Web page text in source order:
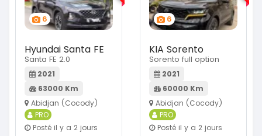
6
Hyundai Santa FE
Santa FE 2.0
2021
63000 Km
Abidjan (Cocody)
PRO
Posté il y a 2 jours
6
KIA Sorento
Sorento full option
2021
60000 Km
Abidjan (Cocody)
PRO
Posté il y a 2 jours